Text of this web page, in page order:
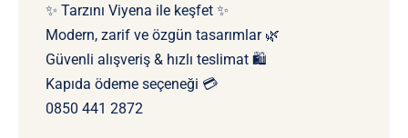
✨ Tarzını Viyena ile keşfet ✨
Modern, zarif ve özgün tasarımlar 🌿
Güvenli alışveriş & hızlı teslimat 🛍️
Kapıda ödeme seçeneği 💳
0850 441 2872